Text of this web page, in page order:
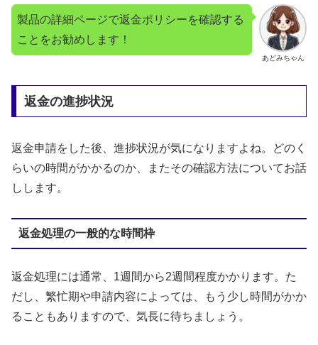
あどみちゃん
製品の詳細ページで返金ポリシーを確認する
ことをお勧めします！
返金の進捗状況
返金申請をした後、進捗状況が気になりますよね。どのく
らいの時間がかかるのか、またその確認方法についてお話
しします。
返金処理の一般的な時間枠
返金処理には通常、1週間から2週間程度かかります。た
だし、繁忙期や申請内容によっては、もう少し時間がかか
ることもありますので、気長に待ちましょう。